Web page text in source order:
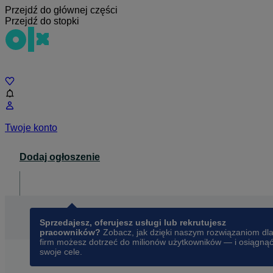
Przejdź do głównej części
Przejdź do stopki
Twoje konto
Dodaj ogłoszenie
Sprzedajesz, oferujesz usługi lub rekrutujesz
pracowników? Zobacz, jak dzięki naszym rozwiązaniom dla
firm możesz dotrzeć do milionów użytkowników — i osiągnąć
swoje cele.